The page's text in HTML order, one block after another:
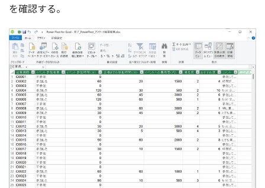
を確認する。